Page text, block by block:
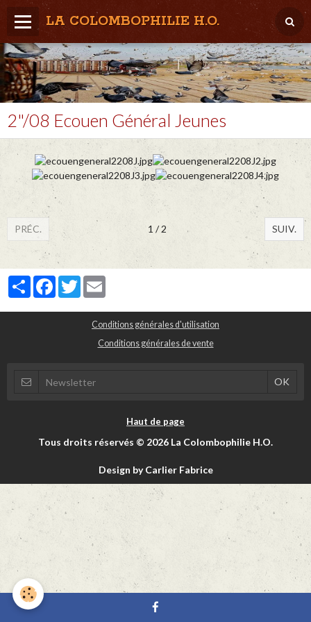
LA COLOMBOPHILIE H.O.
Home
Météo / Het weer
Lâcher / Los
Result. clubs, Provincial, (Inter)National
RFCB / KBDB
2"/08 Ecouen Général Jeunes
PRÉC. 1 / 2 SUIV.
PartagerFacebook
Twitter
Conditions générales d'utilisation
Conditions générales de vente
Haut de page
Tous droits réservés © 2026 La Colombophilie H.O.
Design by Carlier Fabrice